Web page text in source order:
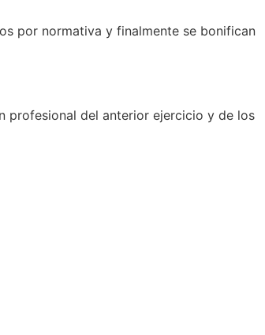
por normativa y finalmente se bonifican
profesional del anterior ejercicio y de los